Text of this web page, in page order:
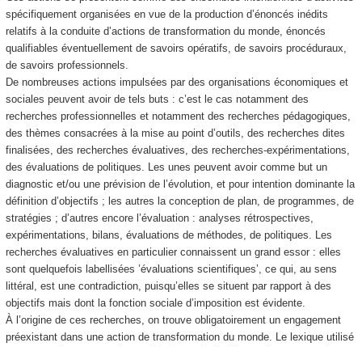
spécifiquement organisées en vue de la production d’énoncés inédits
relatifs à la conduite d’actions de transformation du monde, énoncés
qualifiables éventuellement de savoirs opératifs, de savoirs procéduraux,
de savoirs professionnels.
De nombreuses actions impulsées par des organisations économiques et
sociales peuvent avoir de tels buts : c’est le cas notamment des
recherches professionnelles et notamment des recherches pédagogiques,
des thèmes consacrées à la mise au point d’outils, des recherches dites
finalisées, des recherches évaluatives, des recherches-expérimentations,
des évaluations de politiques. Les unes peuvent avoir comme but un
diagnostic et/ou une prévision de l’évolution, et pour intention dominante la
définition d’objectifs ; les autres la conception de plan, de programmes, de
stratégies ; d’autres encore l’évaluation : analyses rétrospectives,
expérimentations, bilans, évaluations de méthodes, de politiques. Les
recherches évaluatives en particulier connaissent un grand essor : elles
sont quelquefois labellisées ’évaluations scientifiques’, ce qui, au sens
littéral, est une contradiction, puisqu’elles se situent par rapport à des
objectifs mais dont la fonction sociale d’imposition est évidente.
À l’origine de ces recherches, on trouve obligatoirement un engagement
préexistant dans une action de transformation du monde. Le lexique utilisé